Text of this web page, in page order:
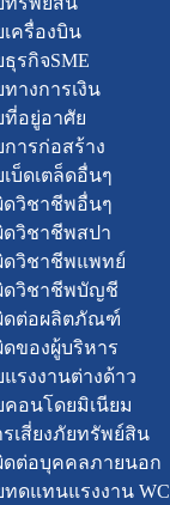
ครื่องบิน
รกิจSME
างการเงิน
อยู่อาศัย
ารก่อสร้าง
บ็ดเตล็ดอื่นๆ
ดวิชาชีพอื่นๆ
ดวิชาชีพสปา
ดวิชาชีพแพทย์
ดวิชาชีพบัญชี
ดต่อผลิตภัณฑ์
ของผู้บริหาร
รงงานต่างด้าว
อนโดยมิเนียม
เสี่ยงภัยทรัพย์สิน
ดต่อบุคคลภายนอก
ดแทนแรงงาน WC